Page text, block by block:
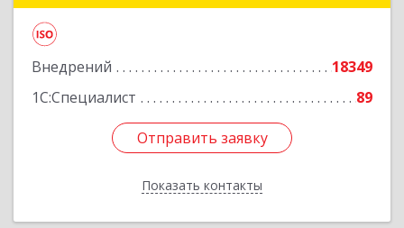
Внедрений
18349
1С:Специалист
89
Отправить заявку
Показать контакты
Отправить заявку
Назад